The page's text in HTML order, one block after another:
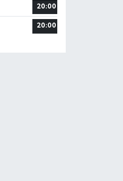
20:00
20:00